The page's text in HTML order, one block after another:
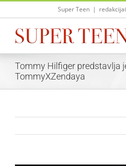
Skip
Super Teen |
Tommy Hilfiger predstavlja
TommyXZendaya